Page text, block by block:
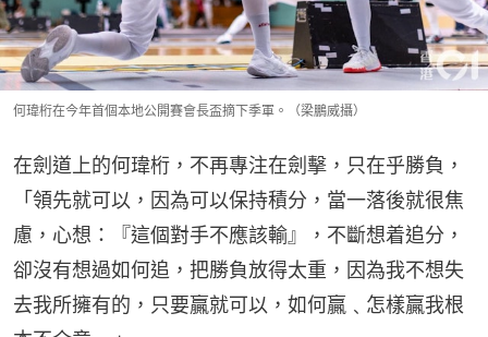
何瑋桁在今年首個本地公開賽會長盃摘下季軍。（梁鵬威攝）
在劍道上的何瑋桁，不再專注在劍擊，只在乎勝負，
「領先就可以，因為可以保持積分，當一落後就很焦
慮，心想：『這個對手不應該輸』，不斷想着追分，
卻沒有想過如何追，把勝負放得太重，因為我不想失
去我所擁有的，只要贏就可以，如何贏﹑怎樣贏我根